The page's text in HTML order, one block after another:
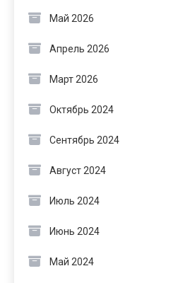
Май 2026
Апрель 2026
Март 2026
Октябрь 2024
Сентябрь 2024
Август 2024
Июль 2024
Июнь 2024
Май 2024